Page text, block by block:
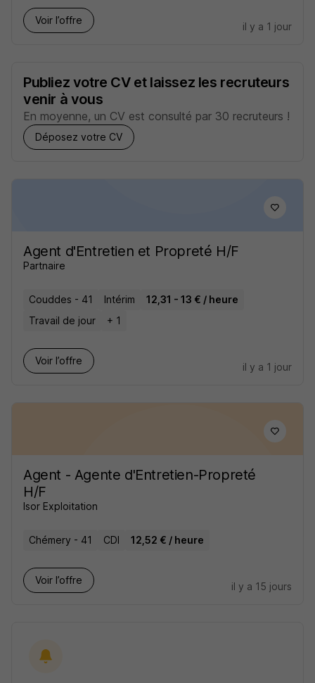
Voir l’offre
il y a 1 jour
Publiez votre CV et laissez les recruteurs
venir à vous
En moyenne, un CV est consulté par 30 recruteurs !
Déposez votre CV
Agent d'Entretien et Propreté H/F
Partnaire
Couddes - 41 Intérim
12,31 - 13 € / heure
Travail de jour
+ 1
Voir l’offre
il y a 1 jour
Agent - Agente d'Entretien-Propreté
H/F
Isor Exploitation
Chémery - 41 CDI 12,52 € / heure
Voir l’offre
il y a 15 jours